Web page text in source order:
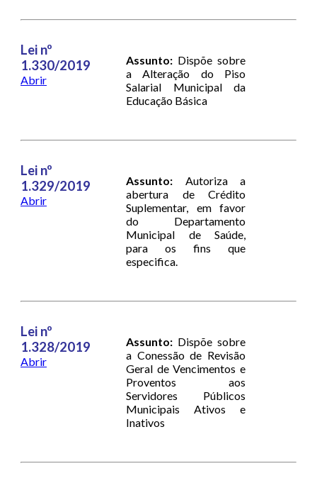
Lei nº
1.330/2019
Abrir
Assunto: Dispõe sobre
a Alteração do Piso
Salarial Municipal da
Educação Básica
Lei nº
1.329/2019
Abrir
Assunto: Autoriza a
abertura de Crédito
Suplementar, em favor
do Departamento
Municipal de Saúde,
para os fins que
especifica.
Lei nº
1.328/2019
Abrir
Assunto: Dispõe sobre
a Conessão de Revisão
Geral de Vencimentos e
Proventos aos
Servidores Públicos
Municipais Ativos e
Inativos